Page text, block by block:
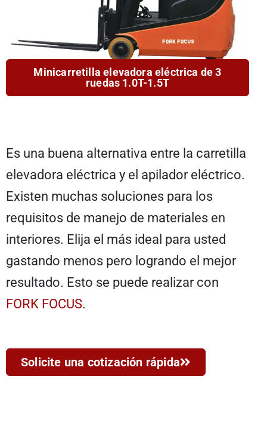
Minicarretilla elevadora eléctrica de 3
ruedas 1.0T-1.5T
Es una buena alternativa entre la carretilla
elevadora eléctrica y el apilador eléctrico.
Existen muchas soluciones para los
requisitos de manejo de materiales en
interiores. Elija el más ideal para usted
gastando menos pero logrando el mejor
resultado. Esto se puede realizar con
FORK FOCUS.
Solicite una cotización rápida